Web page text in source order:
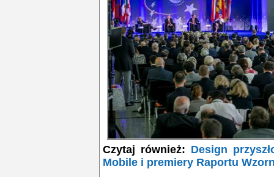
Czytaj również: Design
Mobile i premiery Raportu